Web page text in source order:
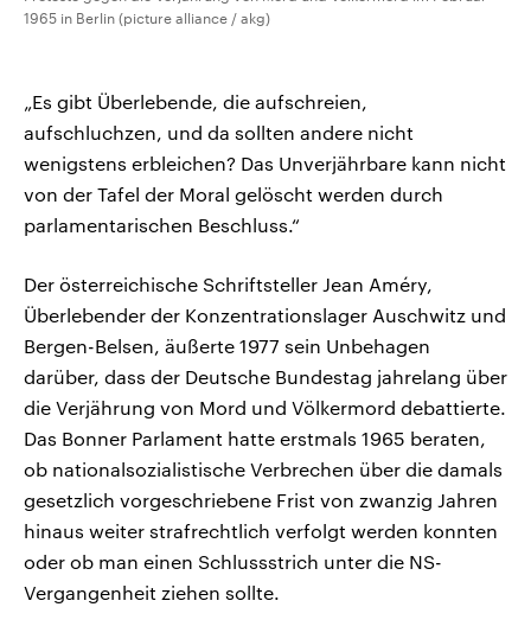
1965 in Berlin (picture alliance / akg)
„Es gibt Überlebende, die aufschreien,
aufschluchzen, und da sollten andere nicht
wenigstens erbleichen? Das Unverjährbare kann nicht
von der Tafel der Moral gelöscht werden durch
parlamentarischen Beschluss.“
Der österreichische Schriftsteller Jean Améry,
Überlebender der Konzentrationslager Auschwitz und
Bergen-Belsen, äußerte 1977 sein Unbehagen
darüber, dass der Deutsche Bundestag jahrelang über
die Verjährung von Mord und Völkermord debattierte.
Das Bonner Parlament hatte erstmals 1965 beraten,
ob nationalsozialistische Verbrechen über die damals
gesetzlich vorgeschriebene Frist von zwanzig Jahren
hinaus weiter strafrechtlich verfolgt werden konnten
oder ob man einen Schlussstrich unter die NS-
Vergangenheit ziehen sollte.